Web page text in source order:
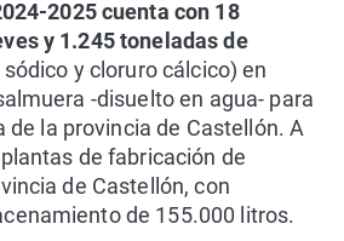
2025 cuenta con 18
y 1.245 toneladas de
y cloruro cálcico) en
-disuelto en agua- para
de la provincia de Castellón. A
de fabricación de
de Castellón, con
de 155.000 litros.